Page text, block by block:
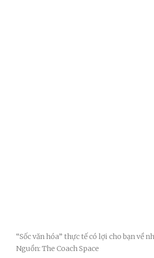
“Sốc văn hóa” thực tế có lợi cho bạn về
Nguồn: The Coach Space